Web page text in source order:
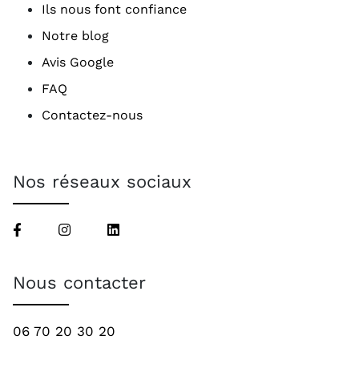
Ils nous font confiance
Notre blog
Avis Google
FAQ
Contactez-nous
Nos réseaux sociaux
Nous contacter
06 70 20 30 20